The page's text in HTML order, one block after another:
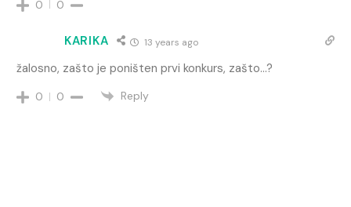
0 0
KARIKA 13 years ago
žalosno, zašto je poništen prvi konkurs, zašto…?
0 0 Reply